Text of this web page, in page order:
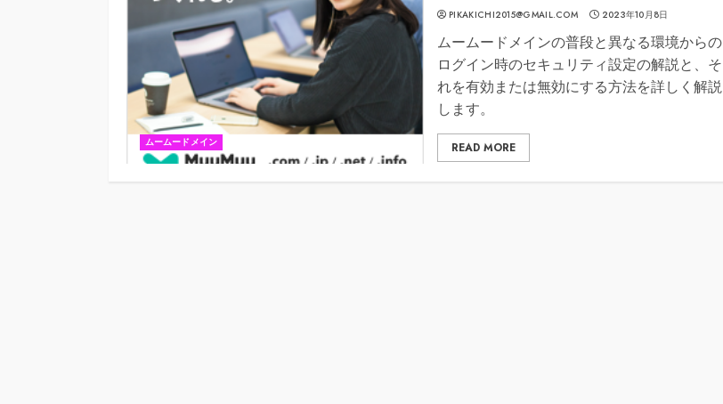
ムームードメイン
PIKAKICHI2015@GMAIL.COM 2023年10月8日
ムームードメインの普段と異なる環境からの
ログイン時のセキュリティ設定の解説と、そ
れを有効または無効にする方法を詳しく解説
します。
READ MORE